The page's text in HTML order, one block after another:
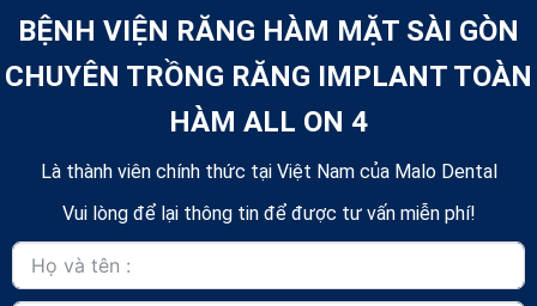
BỆNH VIỆN RĂNG HÀM MẶT SÀI GÒN
CHUYÊN TRỒNG RĂNG IMPLANT TOÀN
HÀM ALL ON 4
Là thành viên chính thức tại Việt Nam của Malo Dental
Vui lòng để lại thông tin để được tư vấn miễn phí!